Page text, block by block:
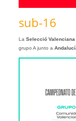
sub-16
La Selecció
grupo A junto a